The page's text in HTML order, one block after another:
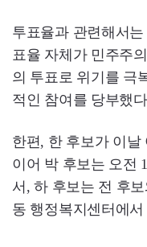
투표율과 관련해서
표율 자체가 민주주
의 투표로 위기를 극
적인 참여를 당부했
한편, 한 후보가 이날
이어 박 후보는 오전
서, 하 후보는 전 후
동 행정복지센터에